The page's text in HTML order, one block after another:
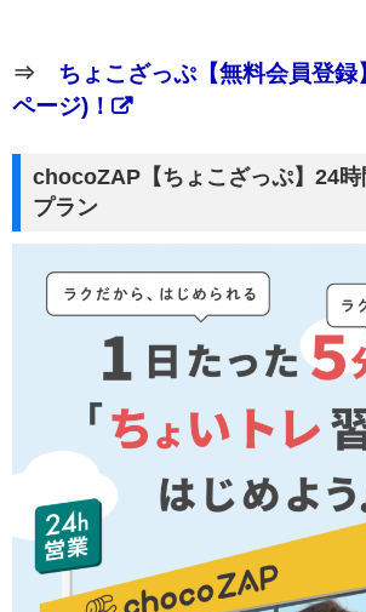
⇒ ちょこざっぷ【無料会員登録
ページ)！
chocoZAP【ちょこざっぷ】24時
プラン